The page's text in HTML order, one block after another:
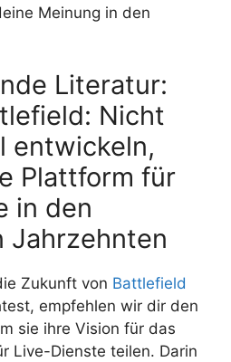
Meinung in den
Literatur:
Nicht
entwickeln,
Plattform für
in den
Jahrzehnten
Zukunft von Battlefield
empfehlen wir dir den
sie ihre Vision für das
Live-Dienste teilen. Darin